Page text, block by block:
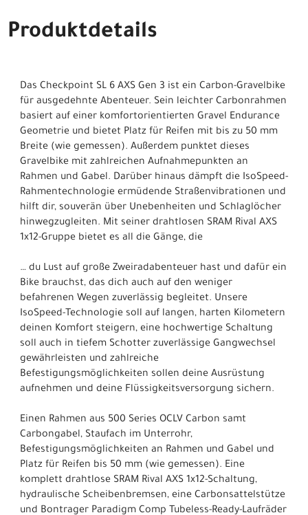
Produktdetails
Das Checkpoint SL 6 AXS Gen 3 ist ein Carbon-Gravelbike
für ausgedehnte Abenteuer. Sein leichter Carbonrahmen
basiert auf einer komfortorientierten Gravel Endurance
Geometrie und bietet Platz für Reifen mit bis zu 50 mm
Breite (wie gemessen). Außerdem punktet dieses
Gravelbike mit zahlreichen Aufnahmepunkten an
Rahmen und Gabel. Darüber hinaus dämpft die IsoSpeed-
Rahmentechnologie ermüdende Straßenvibrationen und
hilft dir, souverän über Unebenheiten und Schlaglöcher
hinwegzugleiten. Mit seiner drahtlosen SRAM Rival AXS
1x12-Gruppe bietet es all die Gänge, die
… du Lust auf große Zweiradabenteuer hast und dafür ein
Bike brauchst, das dich auch auf den weniger
befahrenen Wegen zuverlässig begleitet. Unsere
IsoSpeed-Technologie soll auf langen, harten Kilometern
deinen Komfort steigern, eine hochwertige Schaltung
soll auch in tiefem Schotter zuverlässige Gangwechsel
gewährleisten und zahlreiche
Befestigungsmöglichkeiten sollen deine Ausrüstung
aufnehmen und deine Flüssigkeitsversorgung sichern.
Einen Rahmen aus 500 Series OCLV Carbon samt
Carbongabel, Staufach im Unterrohr,
Befestigungsmöglichkeiten an Rahmen und Gabel und
Platz für Reifen bis 50 mm (wie gemessen). Eine
komplett drahtlose SRAM Rival AXS 1x12-Schaltung,
hydraulische Scheibenbremsen, eine Carbonsattelstütze
und Bontrager Paradigm Comp Tubeless-Ready-Laufräder